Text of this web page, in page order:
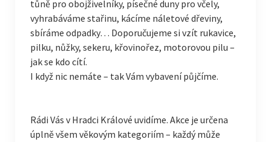
tůně pro obojživelníky, písečné duny pro včely,
vyhrabáváme stařinu, kácíme náletové dřeviny,
sbíráme odpadky… Doporučujeme si vzít rukavice,
pilku, nůžky, sekeru, křovinořez, motorovou pilu –
jak se kdo cítí.
I když nic nemáte – tak Vám vybavení půjčíme.
Rádi Vás v Hradci Králové uvidíme. Akce je určena
úplně všem věkovým kategoriím – každý může